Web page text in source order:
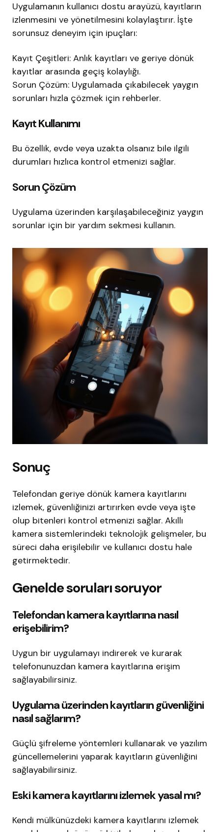
Uygulamanın kullanıcı dostu arayüzü, kayıtların
izlenmesini ve yönetilmesini kolaylaştırır. İşte
sorunsuz deneyim için ipuçları:
Kayıt Çeşitleri: Anlık kayıtları ve geriye dönük
kayıtlar arasında geçiş kolaylığı.
Sorun Çözüm: Uygulamada çıkabilecek yaygın
sorunları hızla çözmek için rehberler.
Kayıt Kullanımı
Bu özellik, evde veya uzakta olsanız bile ilgili
durumları hızlıca kontrol etmenizi sağlar.
Sorun Çözüm
Uygulama üzerinden karşılaşabileceğiniz yaygın
sorunlar için bir yardım sekmesi kullanın.
Sonuç
Telefondan geriye dönük kamera kayıtlarını
izlemek, güvenliğinizi artırırken evde veya işte
olup bitenleri kontrol etmenizi sağlar. Akıllı
kamera sistemlerindeki teknolojik gelişmeler, bu
süreci daha erişilebilir ve kullanıcı dostu hale
getirmektedir.
Genelde soruları soruyor
Telefondan kamera kayıtlarına nasıl
erişebilirim?
Uygun bir uygulamayı indirerek ve kurarak
telefonunuzdan kamera kayıtlarına erişim
sağlayabilirsiniz.
Uygulama üzerinden kayıtların güvenliğini
nasıl sağlarım?
Güçlü şifreleme yöntemleri kullanarak ve yazılım
güncellemelerini yaparak kayıtların güvenliğini
sağlayabilirsiniz.
Eski kamera kayıtlarını izlemek yasal mı?
Kendi mülkünüzdeki kamera kayıtlarını izlemek